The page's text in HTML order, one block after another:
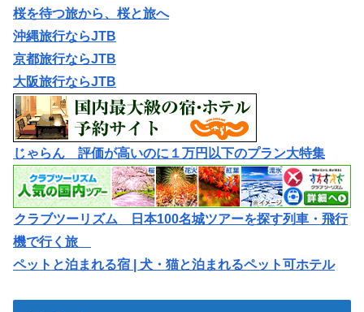
桜を待つ旅から、桜と旅へ
沖縄旅行ならJTB
京都旅行ならJTB
大阪旅行ならJTB
じゃらん 評価が高いのに１万円以下のプラン大特集
クラブツーリズム 日本100名城ツアーを探す列車・飛行
機で行く旅
ペットと泊まれる宿 | 犬・猫と泊まれるペット可ホテル